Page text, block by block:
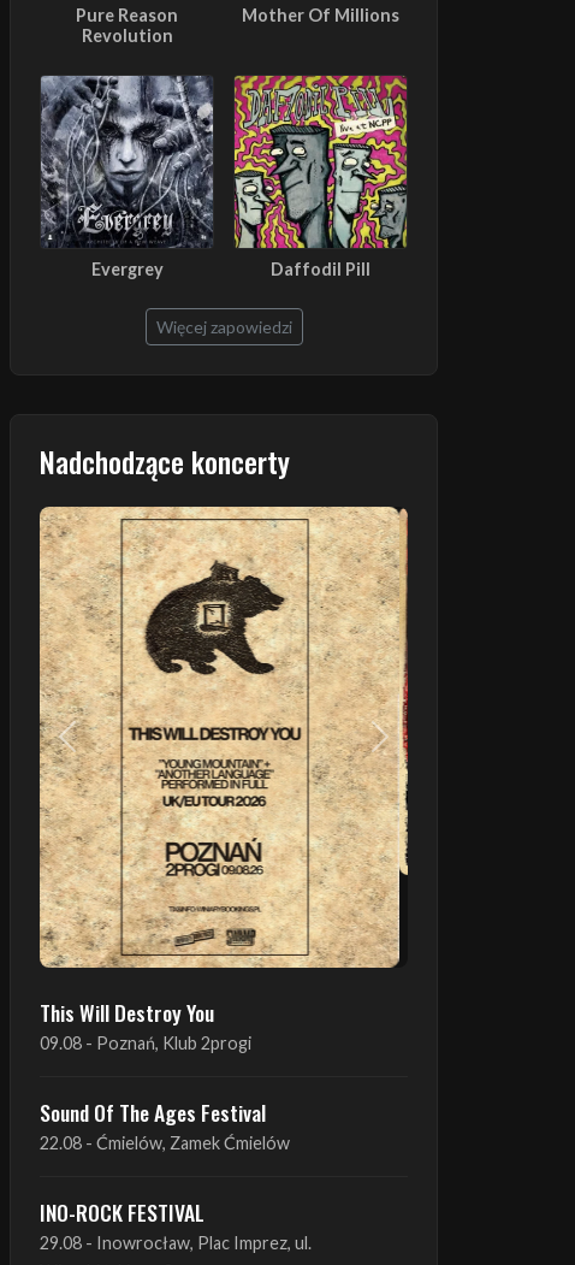
Pure Reason
Revolution
Mother Of Millions
Evergrey Daffodil Pill
Więcej zapowiedzi
Nadchodzące koncerty
Poprzedni Następny
This Will Destroy You
09.08 - Poznań, Klub 2progi
Sound Of The Ages Festival
22.08 - Ćmielów, Zamek Ćmielów
INO-ROCK FESTIVAL
29.08 - Inowrocław, Plac Imprez, ul.
ProgRockFest 2026